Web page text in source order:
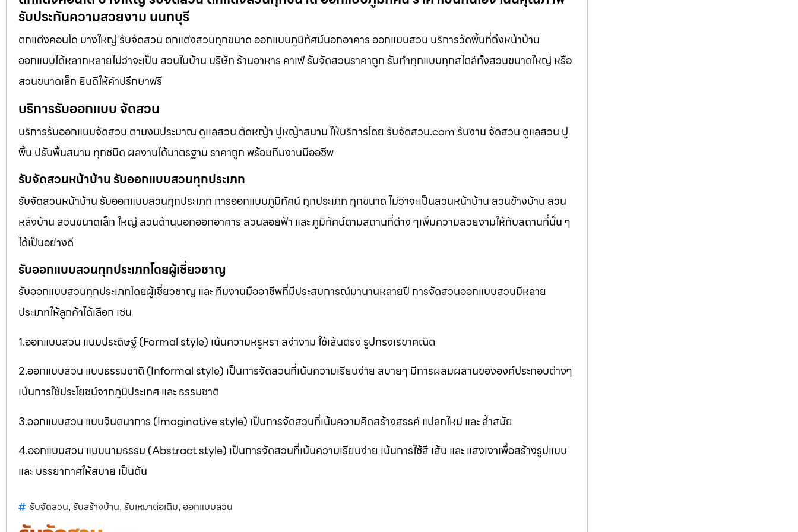
รับประกันความสวยงาม นนทบุรี
ตกแต่งคอนโด บางใหญ่ รับจัดสวน ตกแต่งสวนทุกขนาด ออกแบบภูมิทัศน์นอกอาคาร ออกแบบสวน บริการวัดพื้นที่ถึงหน้าบ้าน
ออกแบบได้หลากหลายไม่ว่าจะเป็น สวนในบ้าน บริษัท ร้านอาหาร คาเฟ่ รับจัดสวนราคาถูก รับทำทุกแบบทุกสไตล์ทั้งสวนขนาดใหญ่ หรือ
สวนขนาดเล็ก ยินดีให้คำปรึกษาฟรี
บริการรับออกแบบ จัดสวน
บริการรับออกแบบจัดสวน ตามงบประมาณ ดูเเลสวน ตัดหญ้า ปูหญ้าสนาม ให้บริการโดย รับจัดสวน.com รับงาน จัดสวน ดูแลสวน ปู
พื้น ปรับพื้นสนาม ทุกชนิด ผลงานได้มาตรฐาน ราคาถูก พร้อมทีมงานมืออชีพ
รับจัดสวนหน้าบ้าน รับออกแบบสวนทุกประเภท
รับจัดสวนหน้าบ้าน รับออกแบบสวนทุกประเภท การออกแบบภูมิทัศน์ ทุกประเภท ทุกขนาด ไม่ว่าจะเป็นสวนหน้าบ้าน สวนข้างบ้าน สวน
หลังบ้าน สวนขนาดเล็ก ใหญ่ สวนด้านนอกออกอาคาร สวนลอยฟ้า และ ภูมิทัศน์ตามสถานที่ต่าง ๆเพิ่มความสวยงามให้กับสถานที่นั้น ๆ
ได้เป็นอย่างดี
รับออกแบบสวนทุกประเภทโดยผู้เชี่ยวชาญ
รับออกแบบสวนทุกประเภทโดยผู้เชี่ยวชาญ และ ทีมงานมืออาชีพที่มีประสบการณ์มานานหลายปี การจัดสวนออกแบบสวนมีหลาย
ประเภทให้ลูกค้าได้เลือก เช่น
1.ออกแบบสวน แบบประดิษฐ์ (Formal style) เน้นความหรูหรา สง่างาม ใช้เส้นตรง รูปทรงเรขาคณิต
2.ออกแบบสวน แบบธรรมชาติ (Informal style) เป็นการจัดสวนที่เน้นความเรียบง่าย สบายๆ มีการผสมผสานขององค์ประกอบต่างๆ
เน้นการใช้ประโยชน์จากภูมิประเทศ และ ธรรมชาติ
3.ออกแบบสวน แบบจินตนาการ (Imaginative style) เป็นการจัดสวนที่เน้นความคิดสร้างสรรค์ แปลกใหม่ และ ล้ำสมัย
4.ออกแบบสวน แบบนามธรรม (Abstract style) เป็นการจัดสวนที่เน้นความเรียบง่าย เน้นการใช้สี เส้น และ แสงเงาเพื่อสร้างรูปแบบ
และ บรรยากาศให้สบาย เป็นต้น
รับจัดสวน, รับสร้างบ้าน, รับเหมาต่อเติม, ออกแบบสวน